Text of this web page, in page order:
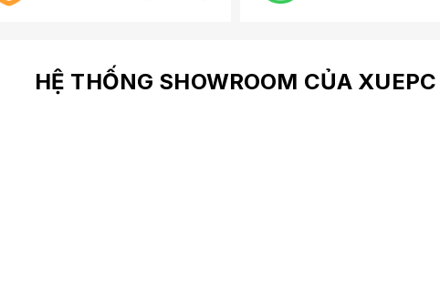
HỆ THỐNG SHOWROOM CỦA XUEPC